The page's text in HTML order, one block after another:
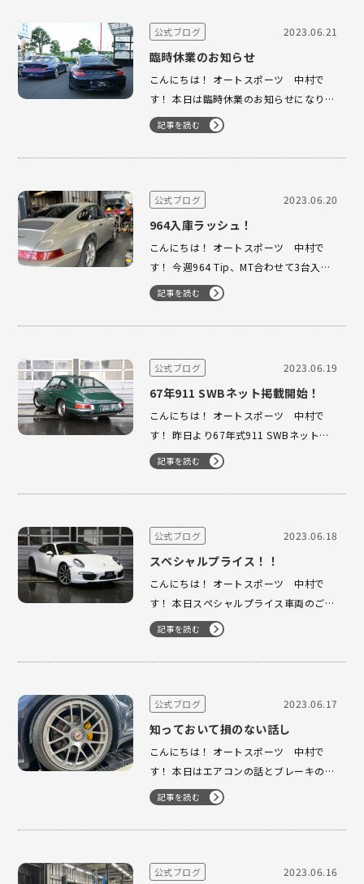
す…。 またグーネットチャン…
公式ブログ 2023.06.21
臨時休業のお知らせ
こんにちは！ オートスポーツ 中村で
す！ 本日は臨時休業のお知らせになりま
す。 6月24日(土) オートスポーツ横浜フ
ァクトリーヴァンセプト 周りが道路工事
が実施され交通規制が掛かる為 オートス
リー共に臨時休業とさせて頂…
記事を読む
公式ブログ 2023.06.20
964入庫ラッシュ！
こんにちは！ オートスポーツ 中村で
す！ 今週964 Tip、MT合わせて3台入庫
致しました！！ 先ずはTipから ・ツェル
マットシルバー ・スレートグレーメタリ
ック スレートグレーメタリックに関しま
ご成…
記事を読む
公式ブログ 2023.06.19
67年911 SWBネット掲載開始！
こんにちは！ オートスポーツ 中村で
す！ 昨日より67年式911 SWBネット掲
載開始 致しました！ 約60年前に販売さ
れました希少な車両と なります！！
1963年から1973年まで作られた901型
にホイール ベー…
記事を読む
公式ブログ 2023.06.18
スペシャルプライス！！
こんにちは！ オートスポーツ 中村で
す！ 本日スペシャルプライス車両のご案
内に なります！ 新着入庫車両になりま
すがスペシャルプライス でのご案内にな
ります！ 991前期 走行距離約3.9万キ
記事を読む
公式ブログ 2023.06.17
知っておいて損のない話し
こんにちは！ オートスポーツ 中村で
す！ 本日はエアコンの話とブレーキの話
しを させて頂きます！ 先ずはエアコン
から！ 梅雨の時期などにあるあるの症状
ですが、 水冷車両のエアコンから風が出
記事を読む
公式ブログ 2023.06.16